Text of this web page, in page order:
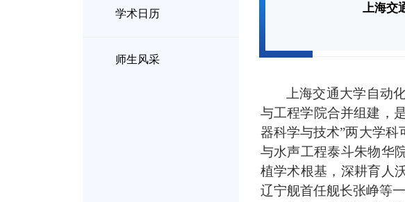
学术日历
师生风采
上海交
上海交通大学自动
与工程学院合并组建，
器科学与技术”两大学
与水声工程泰斗朱物华
植学术根基，深耕育人
辽宁舰首任舰长张峥等